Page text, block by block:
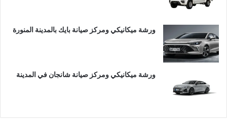
ورشة ميكانيكي ومركز صيانة بايك بالمدينة المنورة
ورشة ميكانيكي ومركز صيانة شانجان في المدينة